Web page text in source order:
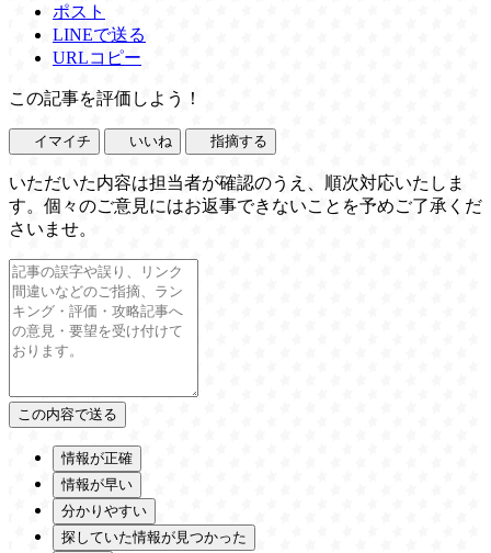
ポスト
LINEで送る
URLコピー
この記事を評価しよう！
イマイチ いいね 指摘する
いただいた内容は担当者が確認のうえ、順次対応いたしま
す。個々のご意見にはお返事できないことを予めご了承くだ
さいませ。
情報が正確
情報が早い
分かりやすい
探していた情報が見つかった